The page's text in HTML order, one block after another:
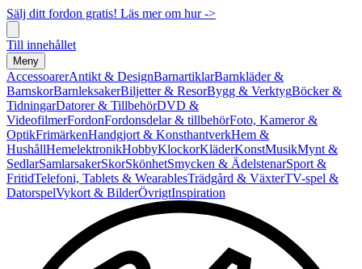
Sälj ditt fordon gratis! Läs mer om hur ->
Till innehållet
Meny
AccessoarerAntikt & DesignBarnartiklarBarnkläder &
BarnskorBarnleksakerBiljetter & ResorBygg & VerktygBöcker &
TidningarDatorer & TillbehörDVD &
VideofilmerFordonFordonsdelar & tillbehörFoto, Kameror &
OptikFrimärkenHandgjort & KonsthantverkHem &
HushållHemelektronikHobbyKlockorKläderKonstMusikMynt &
SedlarSamlarsakerSkorSkönhetSmycken & ÄdelstenarSport &
FritidTelefoni, Tablets & WearablesTrädgård & VäxterTV-spel &
DatorspelVykort & BilderÖvrigtInspiration